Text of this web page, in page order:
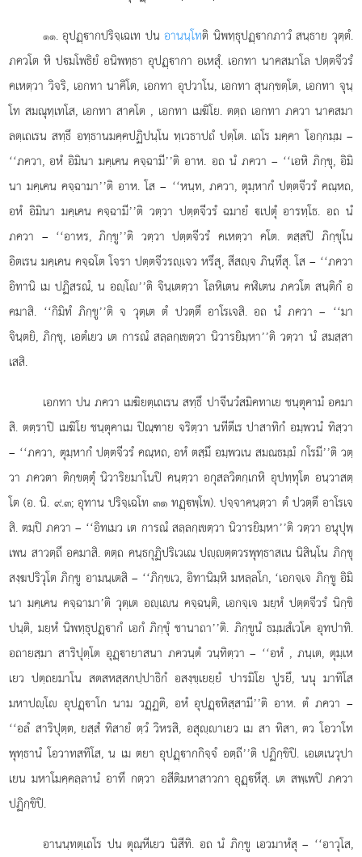
๑๑. อุปฏฺากปริจฺเฉเท ปนอานนฺโทติ นิพทฺธุปฏฺากภาวํ สนฺธาย วุตฺตํ.
ภควโต หิ ปมโพธิยํ อนิพทฺธา อุปฏฺากา อเหสุํ. เอกทา นาคสมาโล ปตฺตจีวรํ
คเหตฺวา วิจริ, เอกทา นาคิโต, เอกทา อุปวาโน, เอกทา สุนกฺขตฺโต, เอกทา จุนฺ
โท สมณุทฺเทโส, เอกทา สาคโต , เอกทา เมฆิโย. ตตฺถ เอกทา ภควา นาคสมา
ลตฺเถเรน สทฺธึ อทฺธานมคฺคปฏิปนฺโน ทฺเวธาปถํ ปตฺโต. เถโร มคฺคา โอกฺกมฺม –
‘‘ภควา, อหํ อิมินา มคฺเคน คจฺฉามี’’ติ อาห. อถ นํ ภควา – ‘‘เอหิ ภิกฺขุ, อิมิ
นา มคฺเคน คจฺฉามา’’ติ อาห. โส – ‘‘หนฺท, ภควา, ตุมฺหากํ ปตฺตจีวรํ คณฺหถ,
อหํ อิมินา มคฺเคน คจฺฉามี’’ติ วตฺวา ปตฺตจีวรํ ฉมายํ เปตุํ อารทฺโธ. อถ นํ
ภควา – ‘‘อาหร, ภิกฺขู’’ติ วตฺวา ปตฺตจีวรํ คเหตฺวา คโต. ตสฺสปิ ภิกฺขุโน
อิตเรน มคฺเคน คจฺฉโต โจรา ปตฺตจีวรฺเจว หรึสุ, สีสฺจ ภินฺทึสุ. โส – ‘‘ภควา
อิทานิ เม ปฏิสรณํ, น อฺโ’’ติ จินฺเตตฺวา โลหิเตน คฬิเตน ภควโต สนฺติกํ อ
คมาสิ. ‘‘กิมิทํ ภิกฺขู’’ติ จ วุตฺเต ตํ ปวตฺตึ อาโรเจสิ. อถ นํ ภควา – ‘‘มา
จินฺตยิ, ภิกฺขุ, เอตํเยว เต การณํ สลฺลกฺเขตฺวา นิวารยิมฺหา’’ติ วตฺวา นํ สมสฺสา
เสสิ.
เอกทา ปน ภควา เมฆิยตฺเถเรน สทฺธึ ปาจีนวํสมิคทาเย ชนฺตุคามํ อคมา
สิ. ตตฺราปิ เมฆิโย ชนฺตุคาเม ปิณฺฑาย จริตฺวา นทีตีเร ปาสาทิกํ อมฺพวนํ ทิสฺวา
– ‘‘ภควา, ตุมฺหากํ ปตฺตจีวรํ คณฺหถ, อหํ ตสฺมึ อมฺพวเน สมณธมฺมํ กโรมี’’ติ วตฺ
วา ภควตา ติกฺขตฺตุํ นิวาริยมาโนปิ คนฺตฺวา อกุสลวิตกฺเกหิ อุปทฺทุโต อนฺวาสตฺ
โต (อ. นิ. ๙.๓; อุทาน ปริจฺเฉโท ๓๑ ทฏฺพฺโพ). ปจฺจาคนฺตฺวา ตํ ปวตฺตึ อาโรเจ
สิ. ตมฺปิ ภควา – ‘‘อิทเมว เต การณํ สลฺลกฺเขตฺวา นิวารยิมฺหา’’ติ วตฺวา อนุปุพฺ
เพน สาวตฺถึ อคมาสิ. ตตฺถ คนฺธกุฏิปริเวเณ ปฺตฺตวรพุทฺธาสเน นิสินฺโน ภิกฺขุ
สงฺฆปริวุโต ภิกฺขู อามนฺเตสิ – ‘‘ภิกฺขเว, อิทานิมฺหิ มหลฺลโก, ‘เอกจฺเจ ภิกฺขู อิมิ
นา มคฺเคน คจฺฉามา’ติ วุตฺเต อฺเน คจฺฉนฺติ, เอกจฺเจ มยฺหํ ปตฺตจีวรํ นิกฺขิ
ปนฺติ, มยฺหํ นิพทฺธุปฏฺากํ เอกํ ภิกฺขุํ ชานาถา’’ติ. ภิกฺขูนํ ธมฺมสํเวโค อุทปาทิ.
อถายสฺมา สาริปุตฺโต อุฏฺายาสนา ภควนฺตํ วนฺทิตฺวา – ‘‘อหํ , ภนฺเต, ตุมฺเห
เยว ปตฺถยมาโน สตสหสฺสกปฺปาธิกํ อสงฺขฺเยยฺยํ ปารมิโย ปูรยึ, นนุ มาทิโส
มหาปฺโ อุปฏฺาโก นาม วฏฺฏติ, อหํ อุปฏฺหิสฺสามี’’ติ อาห. ตํ ภควา –
‘‘อลํ สาริปุตฺต, ยสฺสํทิสายํ ตฺวํ วิหรสิ, อสุฺาเยว เม สา ทิสา, ตว โอวาโท
พุทฺธานํ โอวาทสทิโส, น เม ตยา อุปฏฺากกิจฺจํ อตฺถี’’ติ ปฏิกฺขิปิ. เอเตเนวุปา
เยน มหาโมคฺคลฺลานํ อาทึ กตฺวา อสีติมหาสาวกา อุฏฺหึสุ. เต สพฺเพปิ ภควา
ปฏิกฺขิปิ.
อานนฺทตฺเถโร ปน ตุณฺหีเยว นิสีทิ. อถ นํ ภิกฺขู เอวมาหํสุ – ‘‘อาวุโส,